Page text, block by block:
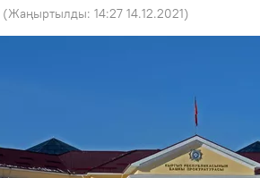
(Жаңыртылды: 14:27 14.12.2021)